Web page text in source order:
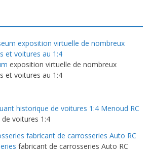
exposition virtuelle de nombreux
et voitures au 1:4
Menoud RC
voitures 1:4
fabricant de carrosseries Auto RC